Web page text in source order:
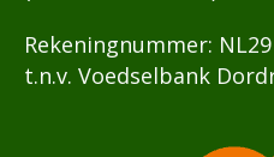
Rekeningnummer:
t.n.v. Voedselbank